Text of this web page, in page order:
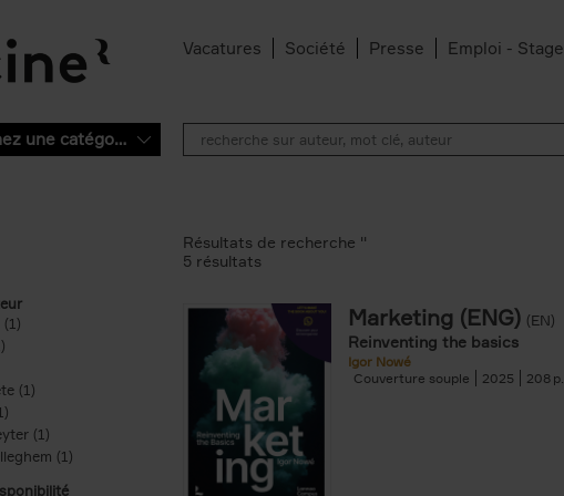
Vacatures Société Presse Emploi - Stage
Sélectionnez une catégorie
(1) Apply Isabel Verstraete filter
(1) Apply Jozefien De Feyter filter
(1) Apply Steven Van Belleghem filter
Résultats de recherche ''
5 résultats
Marketing (ENG) (EN)
Reinventing the basics
Igor Nowé
Couverture souple
2025 208